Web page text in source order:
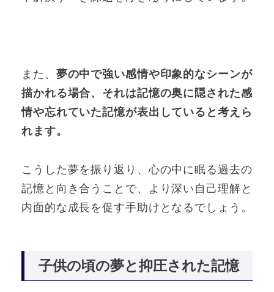
また、 夢の中で強い感情や印象的なシーンが
描かれる場合、それは記憶の奥に隠された感
情や忘れていた記憶が表出していると考えら
れます。
こうした夢を振り返り、心の中に眠る過去の
記憶と向き合うことで、より深い自己理解と
内面的な成長を促す手助けとなるでしょう。
子供の頃の夢と抑圧された記憶